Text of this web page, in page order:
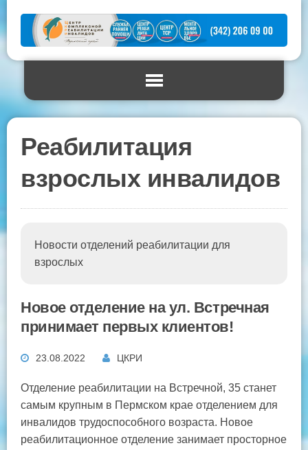
Реабилитация
взрослых инвалидов
Новости отделений реабилитации для
взрослых
Новое отделение на ул. Встречная
принимает первых клиентов!
23.08.2022 ЦКРИ
Отделение реабилитации на Встречной, 35 станет
самым крупным в Пермском крае отделением для
инвалидов трудоспособного возраста. Новое
реабилитационное отделение занимает просторное